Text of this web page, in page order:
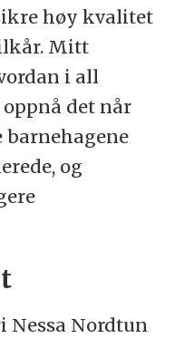
høy kvalitet
Mitt
i all
det når
barnehagene
og
Nessa Nordtun